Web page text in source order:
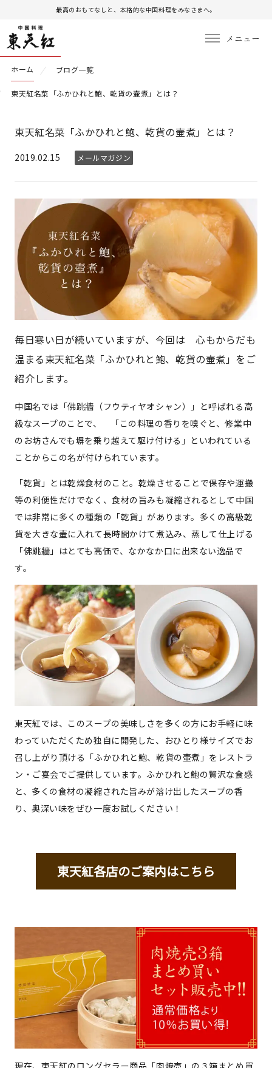
最高のおもてなしと、本格的な中国料理をみなさまへ。
ホーム ブログ一覧
東天紅名菜「ふかひれと鮑、乾貨の壷煮」とは？
東天紅名菜「ふかひれと鮑、乾貨の壷煮」とは？
2019.02.15 メールマガジン
毎日寒い日が続いていますが、今回は 心もからだも
温まる東天紅名菜「ふかひれと鮑、乾貨の壷煮」をご
紹介します。
中国名では「佛跳牆（フウティヤオシャン）」と呼ばれる高
級なスープのことで、 「この料理の香りを嗅ぐと、修業中
のお坊さんでも塀を乗り越えて駆け付ける」といわれている
ことからこの名が付けられています。
「乾貨」とは乾燥食材のこと。乾燥させることで保存や運搬
等の利便性だけでなく、食材の旨みも凝縮されるとして中国
では非常に多くの種類の「乾貨」があります。多くの高級乾
貨を大きな壷に入れて長時間かけて煮込み、蒸して仕上げる
「佛跳牆」はとても高価で、なかなか口に出来ない逸品で
す。
東天紅では、このスープの美味しさを多くの方にお手軽に味
わっていただくため独自に開発した、おひとり様サイズでお
召し上がり頂ける「ふかひれと鮑、乾貨の壷煮」をレストラ
ン・ご宴会でご提供しています。ふかひれと鮑の贅沢な食感
と、多くの食材の凝縮された旨みが溶け出したスープの香
り、奥深い味をぜひ一度お試しください！
東天紅各店のご案内はこちら
現在、東天紅のロングセラー商品「肉焼売」の３箱まとめ買